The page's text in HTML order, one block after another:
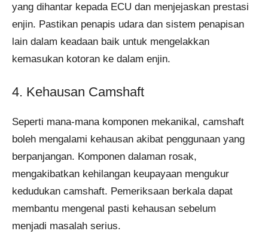
yang dihantar kepada ECU dan menjejaskan prestasi
enjin. Pastikan penapis udara dan sistem penapisan
lain dalam keadaan baik untuk mengelakkan
kemasukan kotoran ke dalam enjin.
4. Kehausan Camshaft
Seperti mana-mana komponen mekanikal, camshaft
boleh mengalami kehausan akibat penggunaan yang
berpanjangan. Komponen dalaman rosak,
mengakibatkan kehilangan keupayaan mengukur
kedudukan camshaft. Pemeriksaan berkala dapat
membantu mengenal pasti kehausan sebelum
menjadi masalah serius.